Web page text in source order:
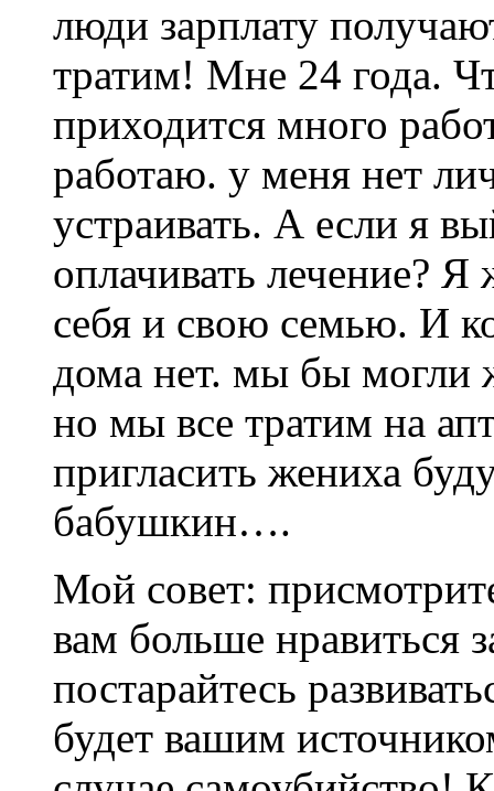
люди зарплату
тратим! Мне 24 года.
приходится много
работаю. у меня нет
устраивать. А если я
оплачивать лечение? Я
себя и свою семью. И
дома нет. мы бы могли
но мы все тратим на
пригласить жениха
бабушкин….
Мой совет:
вам больше нравиться
постарайтесь
будет вашим